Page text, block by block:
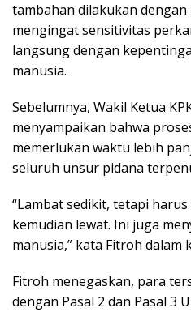
tambahan dilakukan
mengingat sensitivitas
langsung dengan
manusia.
Sebelumnya, Wakil Ketua
menyampaikan bahwa
memerlukan waktu lebih
seluruh unsur pidana
“Lambat sedikit, tetapi
kemudian lewat. Ini juga
manusia,” kata Fitroh dalam
Fitroh menegaskan, para
dengan Pasal 2 dan Pasal 3